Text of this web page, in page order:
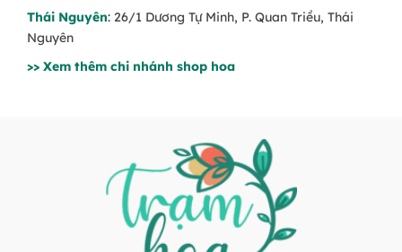
Thái Nguyên: 26/1 Dương Tự Minh, P. Quan Triều, Thái
Nguyên
>> Xem thêm chi nhánh shop hoa